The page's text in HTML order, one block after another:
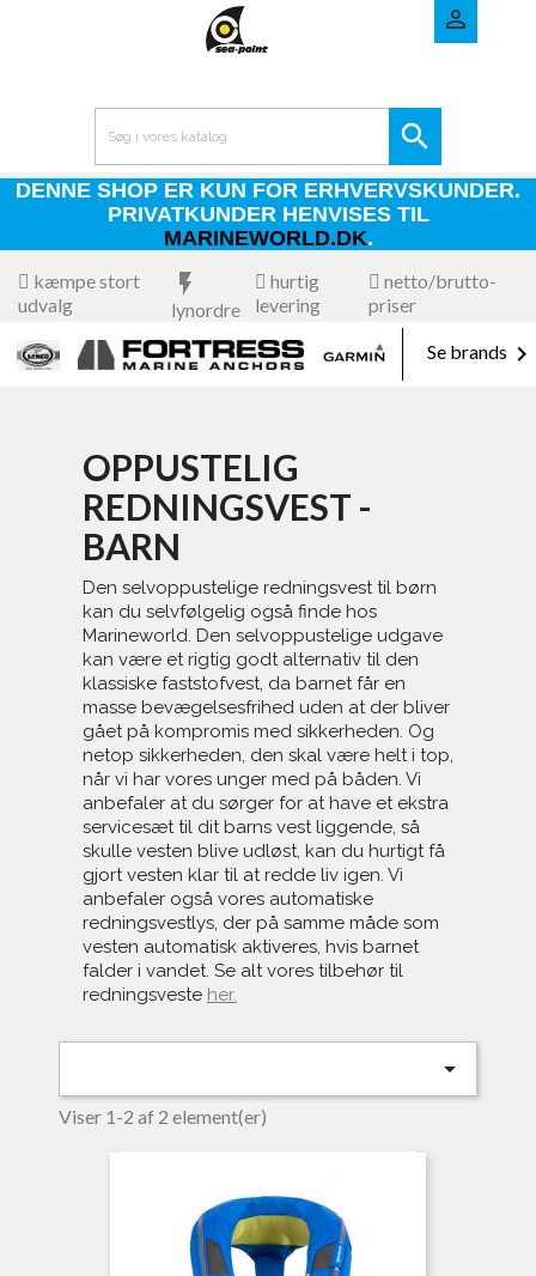


DENNE SHOP ER KUN FOR ERHVERVSKUNDER.
PRIVATKUNDER HENVISES TIL
MARINEWORLD.DK.
kæmpe stort
udvalg
flash_on
lynordre
hurtig
levering
netto/brutto-
priser
Se brands 
OPPUSTELIG
REDNINGSVEST -
BARN
Den selvoppustelige redningsvest til børn
kan du selvfølgelig også finde hos
Marineworld. Den selvoppustelige udgave
kan være et rigtig godt alternativ til den
klassiske faststofvest, da barnet får en
masse bevægelsesfrihed uden at der bliver
gået på kompromis med sikkerheden. Og
netop sikkerheden, den skal være helt i top,
når vi har vores unger med på båden. Vi
anbefaler at du sørger for at have et ekstra
servicesæt til dit barns vest liggende, så
skulle vesten blive udløst, kan du hurtigt få
gjort vesten klar til at redde liv igen. Vi
anbefaler også vores automatiske
redningsvestlys, der på samme måde som
vesten automatisk aktiveres, hvis barnet
falder i vandet. Se alt vores tilbehør til
redningsveste her.

Viser 1-2 af 2 element(er)